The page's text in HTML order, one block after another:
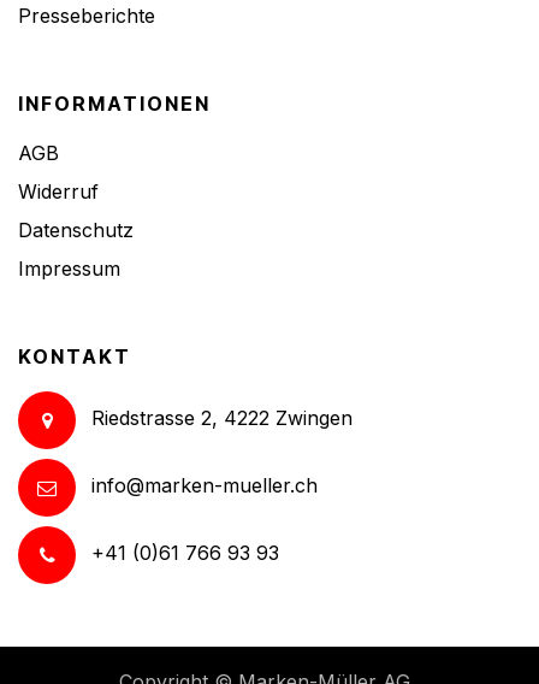
Presseberichte
INFORMATIONEN
AGB
Widerruf
Datenschutz
Impressum
KONTAKT
Riedstrasse 2, 4222 Zwingen
info@marken-mueller.ch
+41 (0)61 766 93 93